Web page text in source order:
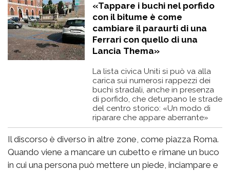
«Tappare i buchi nel porfido
con il bitume è come
cambiare il paraurti di una
Ferrari con quello di una
Lancia Thema»
La lista civica Uniti si può va alla
carica sui numerosi rappezzi dei
buchi stradali, anche in presenza
di porfido, che deturpano le strade
del centro storico: «Un modo di
riparare che appare aberrante»
Il discorso è diverso in altre zone, come piazza Roma.
Quando viene a mancare un cubetto e rimane un buco
in cui una persona può mettere un piede, inciampare e